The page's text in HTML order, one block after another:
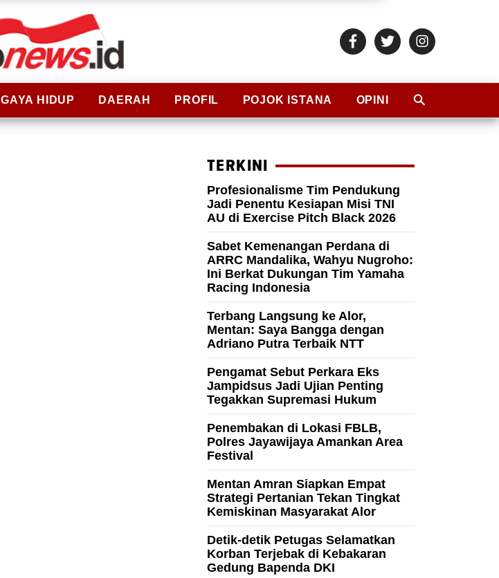
GAYA HIDUP DAERAH PROFIL POJOK ISTANA OPINI
TERKINI
Profesionalisme Tim Pendukung
Jadi Penentu Kesiapan Misi TNI
AU di Exercise Pitch Black 2026
Sabet Kemenangan Perdana di
ARRC Mandalika, Wahyu Nugroho:
Ini Berkat Dukungan Tim Yamaha
Racing Indonesia
Terbang Langsung ke Alor,
Mentan: Saya Bangga dengan
Adriano Putra Terbaik NTT
Pengamat Sebut Perkara Eks
Jampidsus Jadi Ujian Penting
Tegakkan Supremasi Hukum
Penembakan di Lokasi FBLB,
Polres Jayawijaya Amankan Area
Festival
Mentan Amran Siapkan Empat
Strategi Pertanian Tekan Tingkat
Kemiskinan Masyarakat Alor
Detik-detik Petugas Selamatkan
Korban Terjebak di Kebakaran
Gedung Bapenda DKI